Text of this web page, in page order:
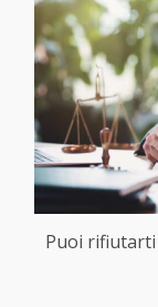
Puoi rifiutarti